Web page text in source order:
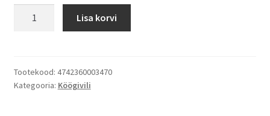
kogus
Lisa korvi
Tootekood: 4742360003470
Kategooria: Köögivili